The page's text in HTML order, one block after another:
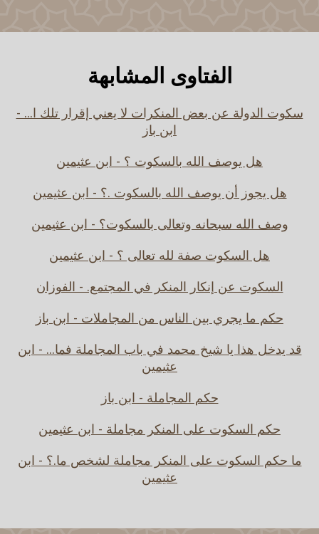
الفتاوى المشابهة
سكوت الدولة عن بعض المنكرات لا يعني إقرار تلك ا... -
ابن باز
هل يوصف الله بالسكوت ؟ - ابن عثيمين
هل يجوز أن يوصف الله بالسكوت .؟ - ابن عثيمين
وصف الله سبحانه وتعالى بالسكوت؟ - ابن عثيمين
هل السكوت صفة لله تعالى ؟ - ابن عثيمين
السكوت عن إنكار المنكر في المجتمع. - الفوزان
حكم ما يجري بين الناس من المجاملات - ابن باز
قد يدخل هذا يا شيخ محمد في باب المجاملة فما... - ابن
عثيمين
حكم المجاملة - ابن باز
حكم السكوت على المنكر مجاملة - ابن عثيمين
ما حكم السكوت على المنكر مجاملة لشخص ما.؟ - ابن
عثيمين